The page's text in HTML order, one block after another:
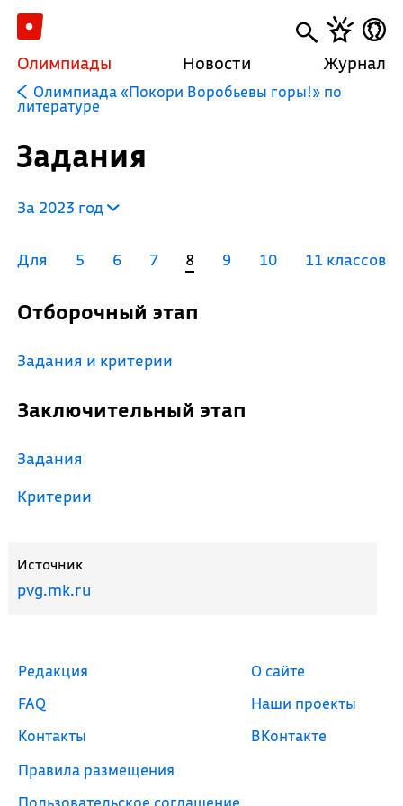
Олимпиады Новости Журнал
Олимпиада «Покори Воробьевы горы!» по
литературе
Задания
За 2023 год
Для 5 6 7 8 9 10 11 классов
Отборочный этап
Задания и критерии
Заключительный этап
Задания
Критерии
Источник
pvg.mk.ru
Редакция
FAQ
Контакты
Правила размещения
Пользовательское соглашение
О сайте
Наши проекты
ВКонтакте